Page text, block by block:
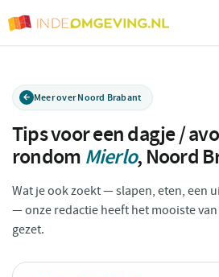
Meer over Noord Brabant
Tips voor een dagje /
rondom Mierlo, Noord
Wat je ook zoekt — slapen, eten, een
— onze redactie heeft het mooiste
gezet.